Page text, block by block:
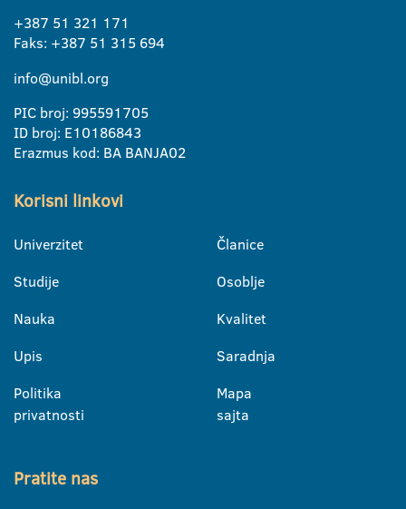
+387 51 321 171
Faks: +387 51 315 694
info@unibl.org
PIC broj: 995591705
ID broj: E10186843
Erazmus kod: BA BANJA02
Korisni linkovi
Univerzitet
Studije
Nauka
Upis
Politika
privatnosti
Članice
Osoblje
Kvalitet
Saradnja
Mapa
sajta
Pratite nas